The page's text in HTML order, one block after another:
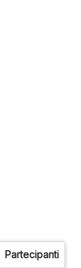
Partecipanti